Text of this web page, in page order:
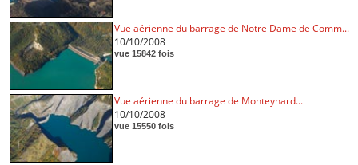
Vue aérienne du barrage de Notre Dame de Comm...
10/10/2008
vue 15842 fois
Vue aérienne du barrage de Monteynard...
10/10/2008
vue 15550 fois